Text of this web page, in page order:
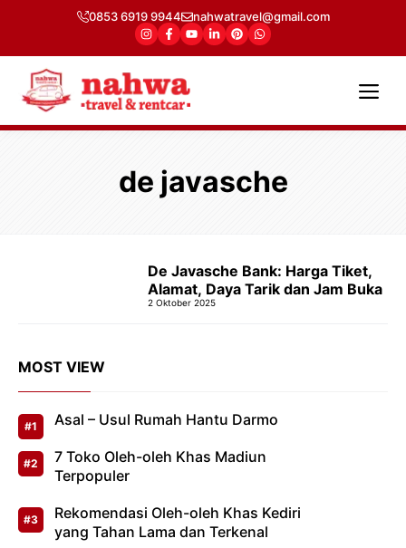
isi
0853 6919 9944 nahwatravel@gmail.com
de javasche
De Javasche Bank: Harga Tiket,
Alamat, Daya Tarik dan Jam Buka
2 Oktober 2025
MOST VIEW
Asal – Usul Rumah Hantu Darmo
7 Toko Oleh-oleh Khas Madiun
Terpopuler
Rekomendasi Oleh-oleh Khas Kediri
yang Tahan Lama dan Terkenal